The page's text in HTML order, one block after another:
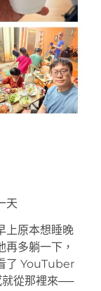
天
上原本想睡晚
多躺一下，
了 YouTuber
就從那裡來──